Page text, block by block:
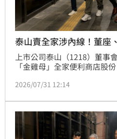
泰山賣全家涉內線！董座
上市公司泰山（1218）董事
「金雞母」全家便利商店股
分17路搜索，傳喚現任董事
詹仁道、劉偉龍各50萬交保
回。
2026/07/31 12:14